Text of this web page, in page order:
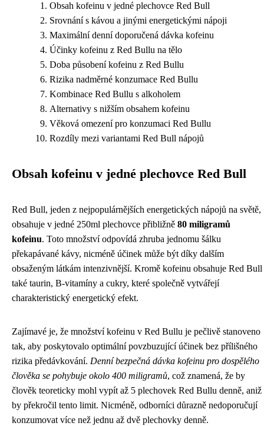
Obsah kofeinu v jedné plechovce Red Bull
Srovnání s kávou a jinými energetickými nápoji
Maximální denní doporučená dávka kofeinu
Účinky kofeinu z Red Bullu na tělo
Doba působení kofeinu z Red Bullu
Rizika nadměrné konzumace Red Bullu
Kombinace Red Bullu s alkoholem
Alternativy s nižším obsahem kofeinu
Věková omezení pro konzumaci Red Bullu
Rozdíly mezi variantami Red Bull nápojů
Obsah kofeinu v jedné plechovce Red Bull
Red Bull, jeden z nejpopulárnějších energetických nápojů na světě,
obsahuje v jedné 250ml plechovce přibližně 80 miligramů
kofeinu. Toto množství odpovídá zhruba jednomu šálku
překapávané kávy, nicméně účinek může být díky dalším
obsaženým látkám intenzivnější. Kromě kofeinu obsahuje Red Bull
také taurin, B-vitamíny a cukry, které společně vytvářejí
charakteristický energetický efekt.
Zajímavé je, že množství kofeinu v Red Bullu je pečlivě stanoveno
tak, aby poskytovalo optimální povzbuzující účinek bez přílišného
rizika předávkování. Denní bezpečná dávka kofeinu pro dospělého
člověka se pohybuje okolo 400 miligramů, což znamená, že by
člověk teoreticky mohl vypít až 5 plechovek Red Bullu denně, aniž
by překročil tento limit. Nicméně, odborníci důrazně nedoporučují
konzumovat více než jednu až dvě plechovky denně.